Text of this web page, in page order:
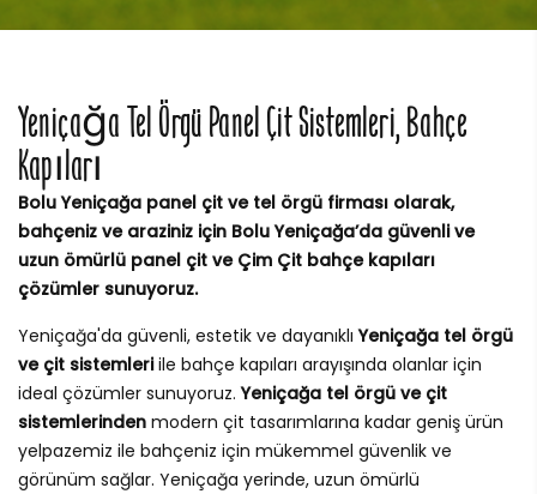
Yeniçağa Tel Örgü Panel Çit Sistemleri, Bahçe
Kapıları
Bolu Yeniçağa panel çit ve tel örgü firması olarak,
bahçeniz ve araziniz için Bolu Yeniçağa’da güvenli ve
uzun ömürlü panel çit ve Çim Çit bahçe kapıları
çözümler sunuyoruz.
Yeniçağa'da güvenli, estetik ve dayanıklıYeniçağa tel örgü
ve çit sistemleriile bahçe kapıları arayışında olanlar için
ideal çözümler sunuyoruz.Yeniçağa tel örgü ve çit
sistemlerinden modern çit tasarımlarına kadar geniş ürün
yelpazemiz ile bahçeniz için mükemmel güvenlik ve
görünüm sağlar. Yeniçağa yerinde, uzun ömürlü